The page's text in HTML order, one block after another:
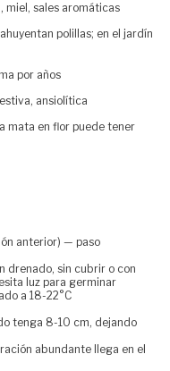
miel, sales aromáticas
polillas; en el jardín
por años
ansiolítica
mata en flor puede tener
anterior) — paso
drenado, sin cubrir o con
luz para germinar
a 18-22°C
tenga 8-10 cm, dejando
abundante llega en el